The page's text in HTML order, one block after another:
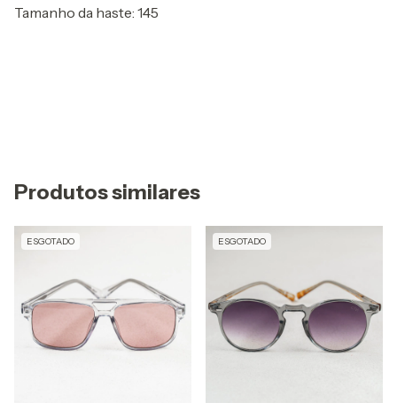
Tamanho da haste: 145
Produtos similares
ESGOTADO ESGOTADO